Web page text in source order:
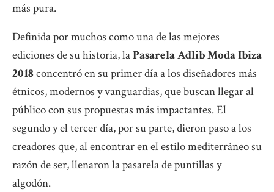
más pura.
Definida por muchos como una de las mejores
ediciones de su historia, laPasarela Adlib Moda Ibiza
2018concentró en su primer día a los diseñadores más
étnicos, modernos y vanguardias, que buscan llegar al
público con sus propuestas más impactantes. El
segundo y el tercer día, por su parte, dieron paso a los
creadores que, al encontrar en el estilo mediterráneo su
razón de ser, llenaron la pasarela de puntillas y
algodón.